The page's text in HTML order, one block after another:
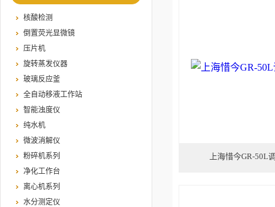
核酸检测
倒置荧光显微镜
压片机
旋转蒸发仪器
玻璃反应釜
全自动移液工作站
智能浊度仪
纯水机
微波消解仪
粉碎机系列
净化工作台
离心机系列
水分测定仪
上海惜今GR-50L